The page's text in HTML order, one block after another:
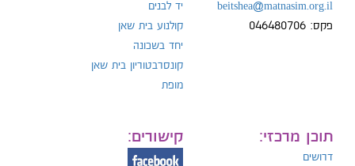
beitshea@matnasim.org.il
פקס: 046480706
יד לבנים
קולנוע בית שאן
יחד בשכונה
קונסרבטוריון בית שאן
מופת
תוכן מרכזי:
דרושים
קישורים: